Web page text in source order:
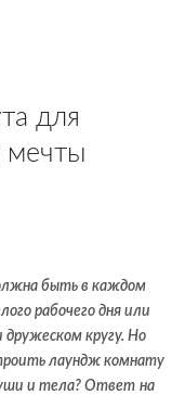
для
мечты
быть в каждом
рабочего дня или
дружеском кругу. Но
лаундж комнату
и тела? Ответ на